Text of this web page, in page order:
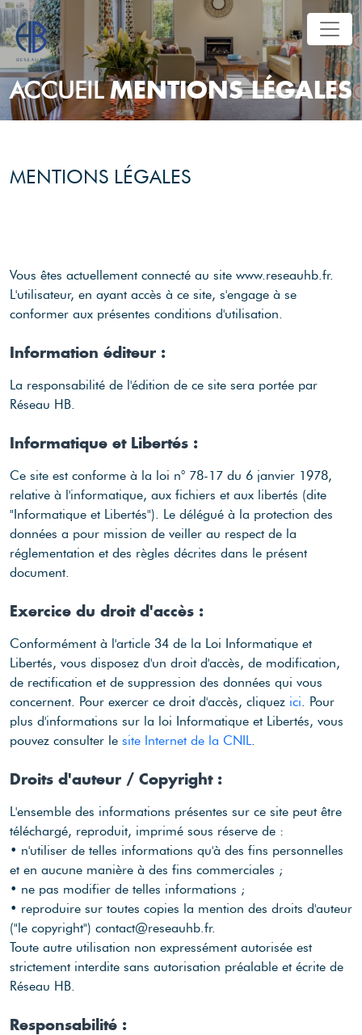
ACCUEIL MENTIONS LÉGALES
MENTIONS LÉGALES
Vous êtes actuellement connecté au site www.reseauhb.fr.
L'utilisateur, en ayant accès à ce site, s'engage à se
conformer aux présentes conditions d'utilisation.
Information éditeur :
La responsabilité de l'édition de ce site sera portée par
Réseau HB.
Informatique et Libertés :
Ce site est conforme à la loi n° 78-17 du 6 janvier 1978,
relative à l'informatique, aux fichiers et aux libertés (dite
"Informatique et Libertés"). Le délégué à la protection des
données a pour mission de veiller au respect de la
réglementation et des règles décrites dans le présent
document.
Exercice du droit d'accès :
Conformément à l'article 34 de la Loi Informatique et
Libertés, vous disposez d'un droit d'accès, de modification,
de rectification et de suppression des données qui vous
concernent. Pour exercer ce droit d'accès, cliquez ici. Pour
plus d'informations sur la loi Informatique et Libertés, vous
pouvez consulter le site Internet de la CNIL.
Droits d'auteur / Copyright :
L'ensemble des informations présentes sur ce site peut être
téléchargé, reproduit, imprimé sous réserve de :
• n'utiliser de telles informations qu'à des fins personnelles
et en aucune manière à des fins commerciales ;
• ne pas modifier de telles informations ;
• reproduire sur toutes copies la mention des droits d'auteur
("le copyright") contact@reseauhb.fr.
Toute autre utilisation non expressément autorisée est
strictement interdite sans autorisation préalable et écrite de
Réseau HB.
Responsabilité :